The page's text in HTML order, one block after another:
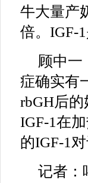
牛大量产
倍。IGF-
顾中一
症确实有
rbGH后
IGF-1在
的IGF-1
记者：